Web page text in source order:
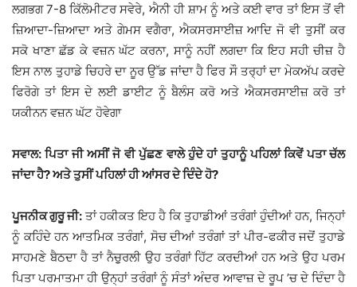
ਲਗਭਗ 7-8 ਕਿੱਲੋਮੀਟਰ ਸਵੇਰੇ, ਐਨੀ ਹੀ ਸ਼ਾਮ ਨੂੰ ਅਤੇ ਕਈ ਵਾਰ ਤਾਂ ਇਸ ਤੋਂ ਵੀ
ਜ਼ਿਆਦਾ-ਜ਼ਿਆਦਾ ਅਤੇ ਗੇਮਸ ਵਗੈਰਾ, ਐਕਸਰਸਾਈਜ਼ ਆਦਿ ਜੋ ਵੀ ਤੁਸੀਂ ਕਰ
ਸਕੋ ਖਾਣਾ ਛੱਡ ਕੇ ਵਜ਼ਨ ਘੱਟ ਕਰਨਾ, ਸਾਨੂੰ ਨਹੀਂ ਲਗਦਾ ਕਿ ਇਹ ਸਹੀ ਚੀਜ਼ ਹੈ
ਇਸ ਨਾਲ ਤੁਹਾਡੇ ਚਿਹਰੇ ਦਾ ਨੂਰ ਉੱਡ ਜਾਂਦਾ ਹੈ ਫਿਰ ਸੌ ਤਰ੍ਹਾਂ ਦਾ ਮੇਕਅੱਪ ਕਰਦੇ
ਫਿਰੋਗੇ ਤਾਂ ਇਸ ਦੇ ਲਈ ਡਾਈਟ ਨੂੰ ਬੈਲੰਸ ਕਰੋ ਅਤੇ ਐਕਸਰਸਾਈਜ਼ ਕਰੋ ਤਾਂ
ਯਕੀਨਨ ਵਜ਼ਨ ਘੱਟ ਹੋਵੇਗਾ
ਸਵਾਲ: ਪਿਤਾ ਜੀ ਅਸੀਂ ਜੋ ਵੀ ਪੁੱਛਣ ਵਾਲੇ ਹੁੰਦੇ ਹਾਂ ਤੁਹਾਨੂੰ ਪਹਿਲਾਂ ਕਿਵੇਂ ਪਤਾ ਚੱਲ
ਜਾਂਦਾ ਹੈ? ਅਤੇ ਤੁਸੀਂ ਪਹਿਲਾਂ ਹੀ ਆਂਸਰ ਦੇ ਦਿੰਦੇ ਹੋ?
ਪੂਜਨੀਕ ਗੁਰੂ ਜੀ: ਤਾਂ ਹਕੀਕਤ ਇਹ ਹੈ ਕਿ ਤੁਹਾਡੀਆਂ ਤਰੰਗਾਂ ਹੁੰਦੀਆਂ ਹਨ, ਜਿਨ੍ਹਾਂ
ਨੂੰ ਕਹਿੰਦੇ ਹਨ ਆਤਮਿਕ ਤਰੰਗਾਂ, ਸੋਚ ਦੀਆਂ ਤਰੰਗਾਂ ਤਾਂ ਪੀਰ-ਫਕੀਰ ਜਦੋਂ ਤੁਹਾਡੇ
ਸਾਹਮਣੇ ਬੈਠਦਾ ਹੈ ਤਾਂ ਨੈਚੁੁਰਲੀ ਉਹ ਤਰੰਗਾਂ ਹਿੱਟ ਕਰਦੀਆਂ ਹਨ ਅਤੇ ਉਹ ਪਰਮ
ਪਿਤਾ ਪਰਮਾਤਮਾ ਹੀ ਉਨ੍ਹਾਂ ਤਰੰਗਾਂ ਨੂੰ ਸੰਤਾਂ ਅੰਦਰ ਆਵਾਜ਼ ਦੇ ਰੂਪ ’ਚ ਦੇ ਦਿੰਦਾ ਹੈ